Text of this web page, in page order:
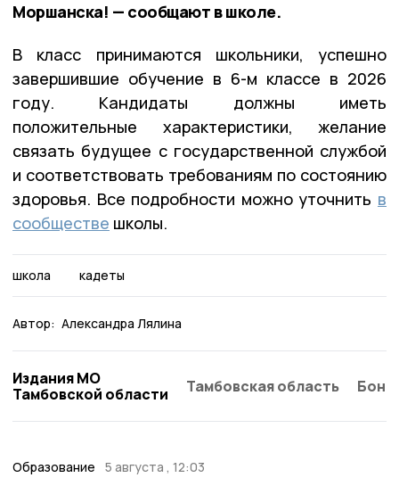
Моршанска! — сообщают в школе.
В класс принимаются школьники, успешно
завершившие обучение в 6-м классе в 2026
году. Кандидаты должны иметь
положительные характеристики, желание
связать будущее с государственной службой
и соответствовать требованиям по состоянию
здоровья. Все подробности можно уточнить в
сообществе школы.
школа кадеты
Автор: Александра Лялина
Издания МО
Тамбовской области
Тамбовская область
Образование 5 августа , 12:03